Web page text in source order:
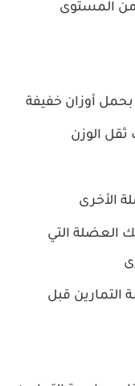
من المستوى
بحمل أوزان خفيفة
ثقل الوزن
الأخرى
العضلة التي
التمارين قبل